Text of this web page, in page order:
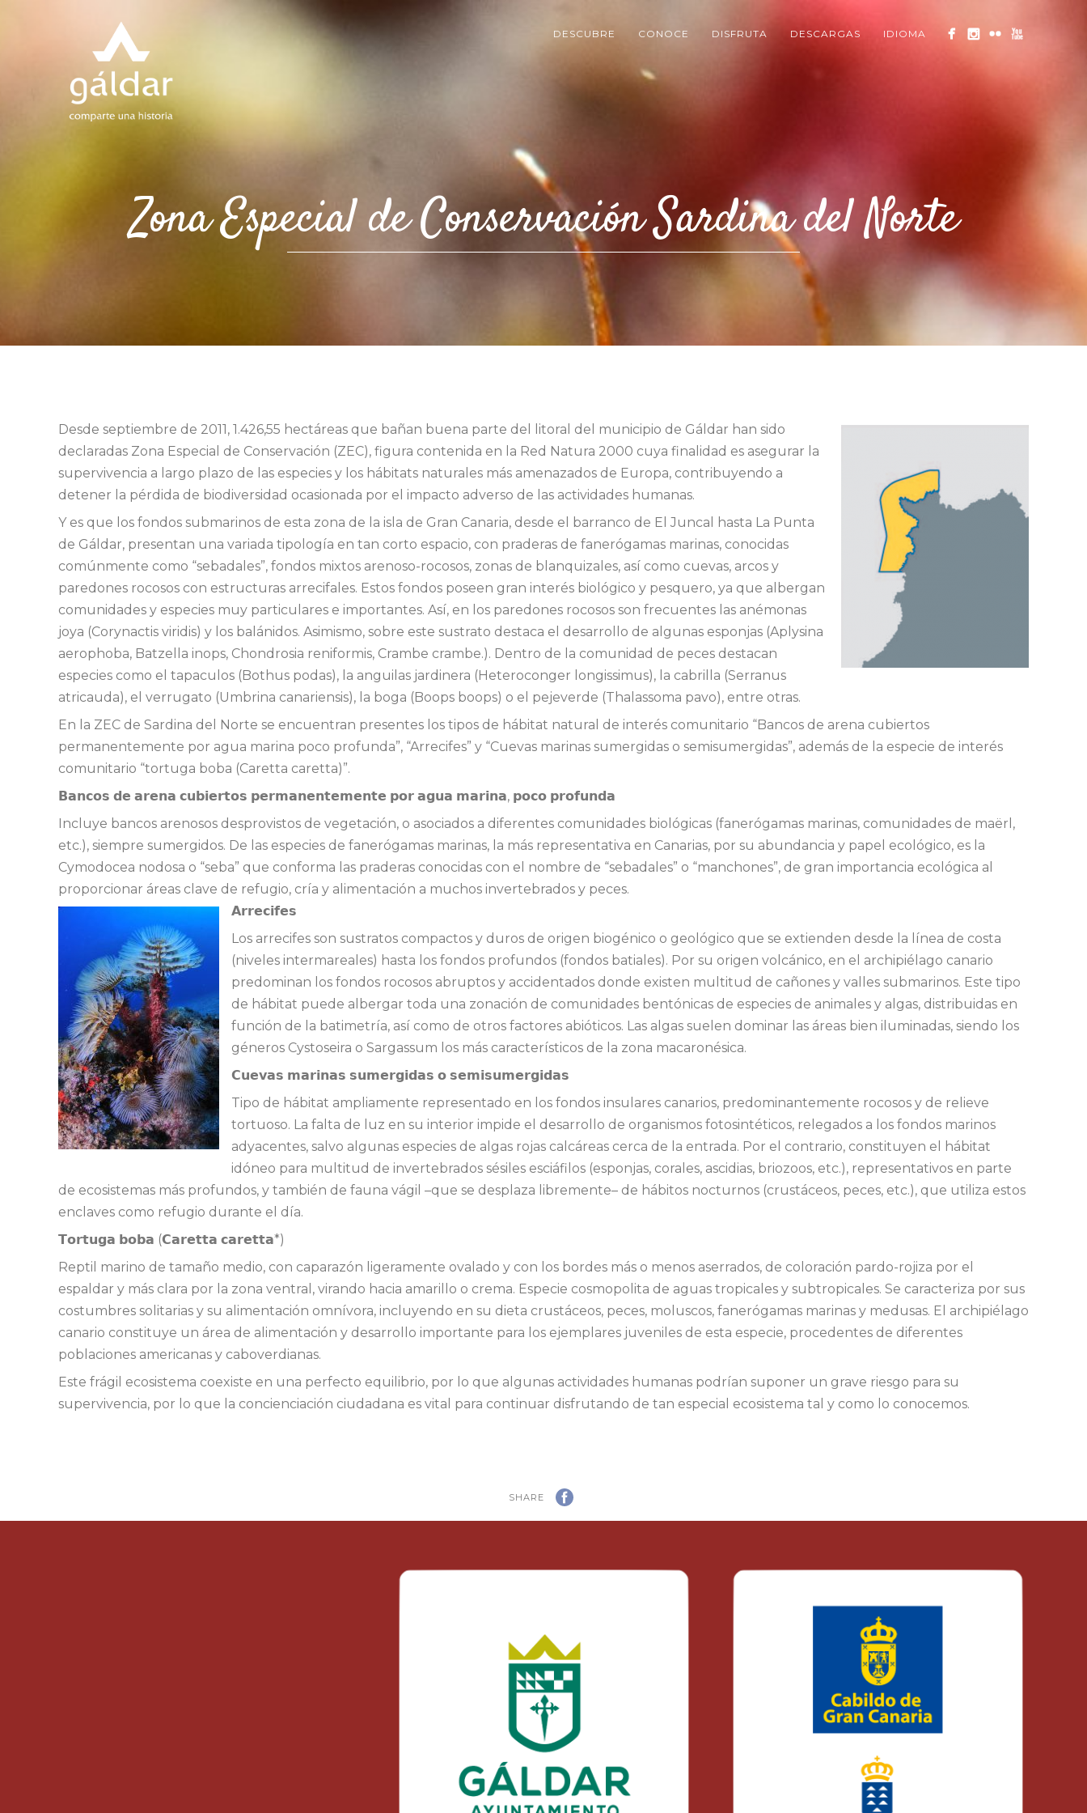
DESCUBRE CONOCE DISFRUTA DESCARGAS IDIOMA
Zona Especial de Conservación Sardina del Norte
Desde septiembre de 2011, 1.426,55 hectáreas que bañan buena parte del litoral del municipio de Gáldar han sido
declaradas Zona Especial de Conservación (ZEC), figura contenida en la Red Natura 2000 cuya finalidad es asegurar la
supervivencia a largo plazo de las especies y los hábitats naturales más amenazados de Europa, contribuyendo a
detener la pérdida de biodiversidad ocasionada por el impacto adverso de las actividades humanas.
Y es que los fondos submarinos de esta zona de la isla de Gran Canaria, desde el barranco de El Juncal hasta La Punta
de Gáldar, presentan una variada tipología en tan corto espacio, con praderas de fanerógamas marinas, conocidas
comúnmente como “sebadales”, fondos mixtos arenoso-rocosos, zonas de blanquizales, así como cuevas, arcos y
paredones rocosos con estructuras arrecifales. Estos fondos poseen gran interés biológico y pesquero, ya que albergan
comunidades y especies muy particulares e importantes. Así, en los paredones rocosos son frecuentes las anémonas
joya (Corynactis viridis) y los balánidos. Asimismo, sobre este sustrato destaca el desarrollo de algunas esponjas (Aplysina
aerophoba, Batzella inops, Chondrosia reniformis, Crambe crambe.). Dentro de la comunidad de peces destacan
especies como el tapaculos (Bothus podas), la anguilas jardinera (Heteroconger longissimus), la cabrilla (Serranus
atricauda), el verrugato (Umbrina canariensis), la boga (Boops boops) o el pejeverde (Thalassoma pavo), entre otras.
En la ZEC de Sardina del Norte se encuentran presentes los tipos de hábitat natural de interés comunitario “Bancos de arena cubiertos
permanentemente por agua marina poco profunda”, “Arrecifes” y “Cuevas marinas sumergidas o semisumergidas”, además de la especie de interés
comunitario “tortuga boba (Caretta caretta)”.
𝗕𝗮𝗻𝗰𝗼𝘀 𝗱𝗲 𝗮𝗿𝗲𝗻𝗮 𝗰𝘂𝗯𝗶𝗲𝗿𝘁𝗼𝘀 𝗽𝗲𝗿𝗺𝗮𝗻𝗲𝗻𝘁𝗲𝗺𝗲𝗻𝘁𝗲 𝗽𝗼𝗿 𝗮𝗴𝘂𝗮 𝗺𝗮𝗿𝗶𝗻𝗮, 𝗽𝗼𝗰𝗼 𝗽𝗿𝗼𝗳𝘂𝗻𝗱𝗮
Incluye bancos arenosos desprovistos de vegetación, o asociados a diferentes comunidades biológicas (fanerógamas marinas, comunidades de maërl,
etc.), siempre sumergidos. De las especies de fanerógamas marinas, la más representativa en Canarias, por su abundancia y papel ecológico, es la
Cymodocea nodosa o “seba” que conforma las praderas conocidas con el nombre de “sebadales” o “manchones”, de gran importancia ecológica al
proporcionar áreas clave de refugio, cría y alimentación a muchos invertebrados y peces.
𝗔𝗿𝗿𝗲𝗰𝗶𝗳𝗲𝘀
Los arrecifes son sustratos compactos y duros de origen biogénico o geológico que se extienden desde la línea de costa
(niveles intermareales) hasta los fondos profundos (fondos batiales). Por su origen volcánico, en el archipiélago canario
predominan los fondos rocosos abruptos y accidentados donde existen multitud de cañones y valles submarinos. Este tipo
de hábitat puede albergar toda una zonación de comunidades bentónicas de especies de animales y algas, distribuidas en
función de la batimetría, así como de otros factores abióticos. Las algas suelen dominar las áreas bien iluminadas, siendo los
géneros Cystoseira o Sargassum los más característicos de la zona macaronésica.
𝗖𝘂𝗲𝘃𝗮𝘀 𝗺𝗮𝗿𝗶𝗻𝗮𝘀 𝘀𝘂𝗺𝗲𝗿𝗴𝗶𝗱𝗮𝘀 𝗼 𝘀𝗲𝗺𝗶𝘀𝘂𝗺𝗲𝗿𝗴𝗶𝗱𝗮𝘀
Tipo de hábitat ampliamente representado en los fondos insulares canarios, predominantemente rocosos y de relieve
tortuoso. La falta de luz en su interior impide el desarrollo de organismos fotosintéticos, relegados a los fondos marinos
adyacentes, salvo algunas especies de algas rojas calcáreas cerca de la entrada. Por el contrario, constituyen el hábitat
idóneo para multitud de invertebrados sésiles esciáfilos (esponjas, corales, ascidias, briozoos, etc.), representativos en parte
de ecosistemas más profundos, y también de fauna vágil –que se desplaza libremente– de hábitos nocturnos (crustáceos, peces, etc.), que utiliza estos
enclaves como refugio durante el día.
𝗧𝗼𝗿𝘁𝘂𝗴𝗮 𝗯𝗼𝗯𝗮 (𝗖𝗮𝗿𝗲𝘁𝘁𝗮 𝗰𝗮𝗿𝗲𝘁𝘁𝗮*)
Reptil marino de tamaño medio, con caparazón ligeramente ovalado y con los bordes más o menos aserrados, de coloración pardo-rojiza por el
espaldar y más clara por la zona ventral, virando hacia amarillo o crema. Especie cosmopolita de aguas tropicales y subtropicales. Se caracteriza por sus
costumbres solitarias y su alimentación omnívora, incluyendo en su dieta crustáceos, peces, moluscos, fanerógamas marinas y medusas. El archipiélago
canario constituye un área de alimentación y desarrollo importante para los ejemplares juveniles de esta especie, procedentes de diferentes
poblaciones americanas y caboverdianas.
Este frágil ecosistema coexiste en una perfecto equilibrio, por lo que algunas actividades humanas podrían suponer un grave riesgo para su
supervivencia, por lo que la concienciación ciudadana es vital para continuar disfrutando de tan especial ecosistema tal y como lo conocemos.
SHARE